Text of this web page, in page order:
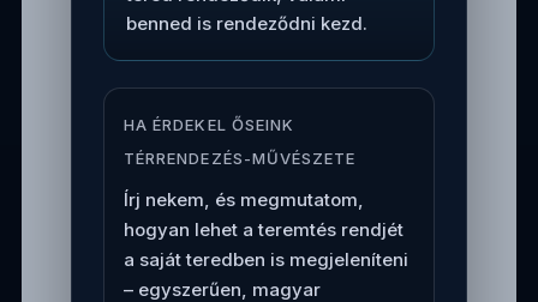
benned is rendeződni kezd.
HA ÉRDEKEL ŐSEINK
TÉRRENDEZÉS-MŰVÉSZETE
Írj nekem, és megmutatom,
hogyan lehet a teremtés rendjét
a saját teredben is megjeleníteni
– egyszerűen, magyar